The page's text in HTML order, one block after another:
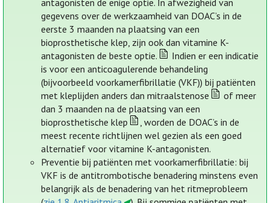
antagonisten de enige optie. In afwezigheid van
gegevens over de werkzaamheid van DOAC’s in de
eerste 3 maanden na plaatsing van een
bioprosthetische klep, zijn ook dan vitamine K-
antagonisten de beste optie.
Indien er een indicatie
is voor een anticoagulerende behandeling
(bijvoorbeeld voorkamerfibrillatie (VKF)) bij patiënten
met kleplijden anders dan mitraalstenose
of meer
dan 3 maanden na de plaatsing van een
bioprosthetische klep
, worden de DOAC’s in de
meest recente richtlijnen wel gezien als een goed
alternatief voor vitamine K-antagonisten.
Preventie bij patiënten met voorkamerfibrillatie: bij
VKF is de antitrombotische benadering minstens even
belangrijk als de benadering van het ritmeprobleem